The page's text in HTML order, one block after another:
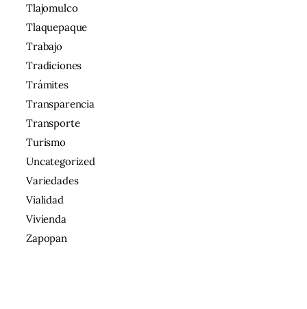
Tlajomulco
Tlaquepaque
Trabajo
Tradiciones
Trámites
Transparencia
Transporte
Turismo
Uncategorized
Variedades
Vialidad
Vivienda
Zapopan